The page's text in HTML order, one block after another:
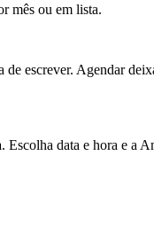
mês ou em lista.
escrever. Agendar
. Escolha data e hora e a